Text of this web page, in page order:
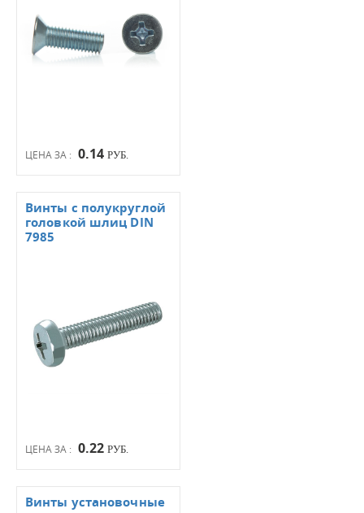
ЦЕНА ЗА : 0.14 РУБ.
ЦЕНА ЗА : 0.22 РУБ.
Винты с полукруглой
головкой шлиц DIN
7985
Винты установочные